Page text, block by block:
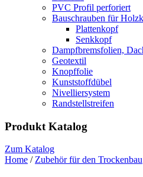
PVC Profil perforiert
Bauschrauben für
Plattenkopf
Senkkopf
Dampfbremsfolien,
Geotextil
Knopffolie
Kunststoffdübel
Nivelliersystem
Randstellstreifen
Produkt Katalog
Zum Katalog
Home /Zubehör für den Trockenbau